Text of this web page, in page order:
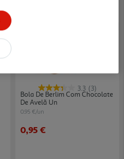
3.3 (3)
Bola De Berlim Com Chocolate
De Avelã Un
0.95 €/un
0,95 €